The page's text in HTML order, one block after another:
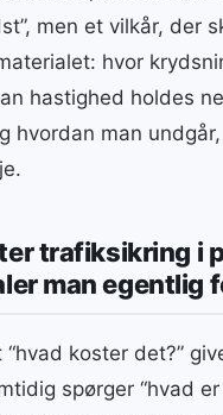
men et vilkår, der
hvor
hastighed holdes
hvordan man
trafiksikring i
man egentlig
“hvad koster det?”
spørger “hvad